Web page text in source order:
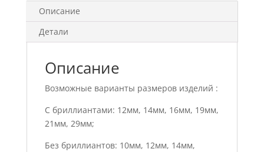
Описание
Детали
Описание
Возможные варианты размеров изделий :
С бриллиантами: 12мм, 14мм, 16мм, 19мм,
21мм, 29мм;
Без бриллиантов: 10мм, 12мм, 14мм,